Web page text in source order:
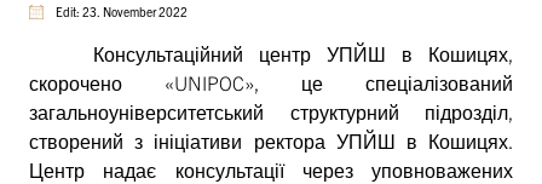
Edit: 23. November 2022
Консультаційний центр УПЙШ в Кошицях,
скорочено «UNIPOC», це спеціалізований
загальноуніверситетський структурний підрозділ,
створений з ініціативи ректора УПЙШ в Кошицях.
Центр надає консультації через уповноважених